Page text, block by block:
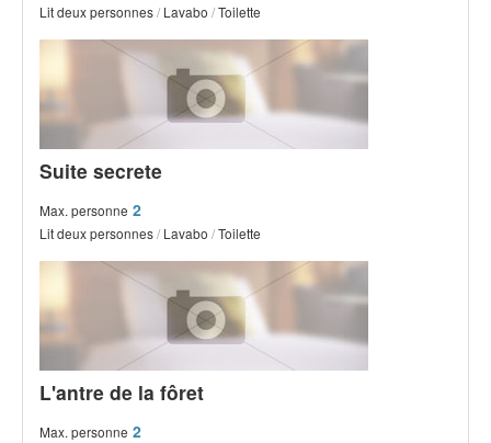
Lit deux personnes/ Lavabo /Toilette
Suite secrete
Max. personne 2
Lit deux personnes/ Lavabo /Toilette
L'antre de la fôret
Max. personne 2